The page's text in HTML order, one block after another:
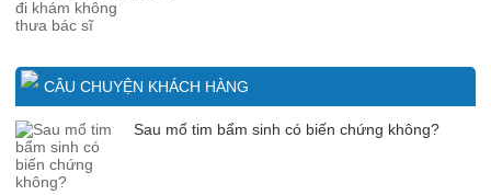
CÂU CHUYỆN KHÁCH HÀNG
Sau mổ tim bẩm sinh có biến chứng không?